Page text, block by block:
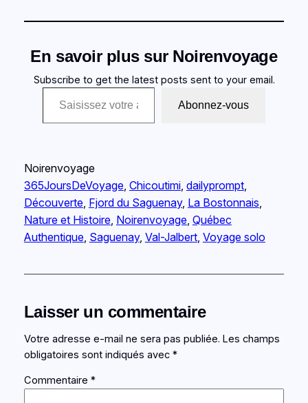
En savoir plus sur Noirenvoyage
Subscribe to get the latest posts sent to your email.
Saisissez votre adresse e-mail…
Abonnez-vous
Noirenvoyage
365JoursDeVoyage, Chicoutimi, dailyprompt
Découverte, Fjord du Saguenay, La Bostonnais
Nature et Histoire, Noirenvoyage, Québec
Authentique, Saguenay, Val-Jalbert, Voyage solo
Laisser un commentaire
Votre adresse e-mail ne sera pas publiée. Les champs
obligatoires sont indiqués avec *
Commentaire *